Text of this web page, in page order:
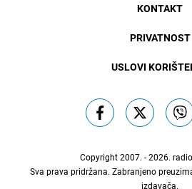
KONTAKT
PRIVATNOST
USLOVI
Copyright 2007. - 2026.
Sva prava pridržana. Zabranjeno
izdavača.